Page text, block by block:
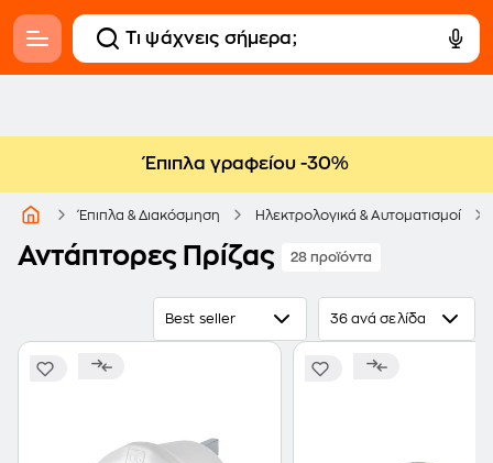
Έπιπλα γραφείου -30%
Έπιπλα & Διακόσμηση Ηλεκτρολογικά & Αυτοματισμοί
Αντάπτορες Πρίζας 28 προϊόντα
Best seller 36 ανά σελίδα